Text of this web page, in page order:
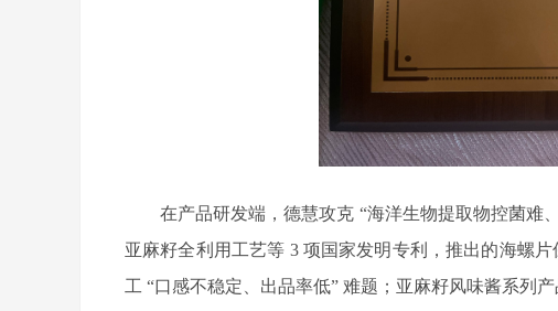
在产品研发端，德慧攻克 “海洋生物提取物控菌难
亚麻籽全利用工艺等 3 项国家发明专利，推出的海螺
工 “口感不稳定、出品率低” 难题；亚麻籽风味酱系列